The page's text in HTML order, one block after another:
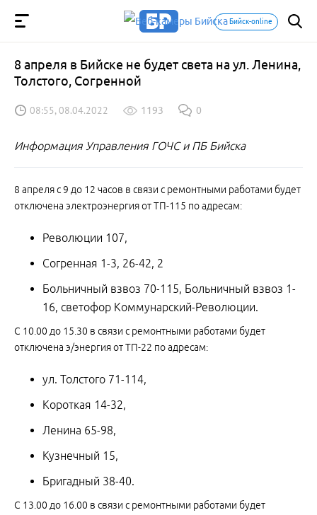
Бийск-online
8 апреля в Бийске не будет света на ул. Ленина,
Толстого, Согренной
08:55, 08.04.2022 1193 0
Информация Управления ГОЧС и ПБ Бийска
8 апреля с 9 до 12 часов в связи с ремонтными работами будет
отключена электроэнергия от ТП-115 по адресам:
Революции 107,
Согренная 1-3, 26-42, 2
Больничный взвоз 70-115, Больничный взвоз 1-
16, светофор Коммунарский-Революции.
С 10.00 до 15.30 в связи с ремонтными работами будет
отключена э/энергия от ТП-22 по адресам:
ул. Толстого 71-114,
Короткая 14-32,
Ленина 65-98,
Кузнечный 15,
Бригадный 38-40.
С 13.00 до 16.00 в связи с ремонтными работами будет